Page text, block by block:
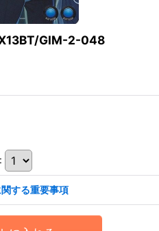
GIM-2-048
:
する重要事項